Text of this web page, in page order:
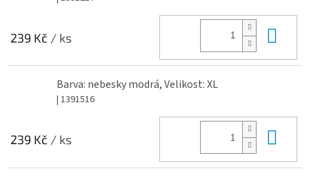
239 Kč / ks
Barva: nebesky modrá, Velikost: XL
| 1391516
239 Kč / ks